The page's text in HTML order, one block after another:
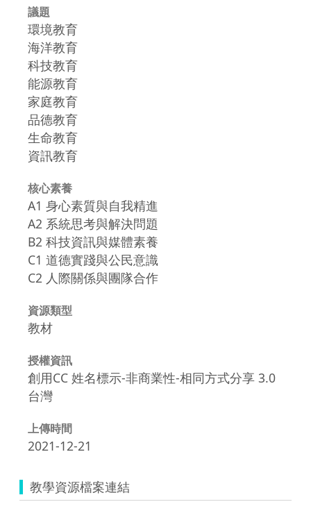
議題
環境教育
海洋教育
科技教育
能源教育
家庭教育
品德教育
生命教育
資訊教育
核心素養
A1 身心素質與自我精進
A2 系統思考與解決問題
B2 科技資訊與媒體素養
C1 道德實踐與公民意識
C2 人際關係與團隊合作
資源類型
教材
授權資訊
創用CC 姓名標示-非商業性-相同方式分享 3.0
台灣
上傳時間
2021-12-21
教學資源檔案連結